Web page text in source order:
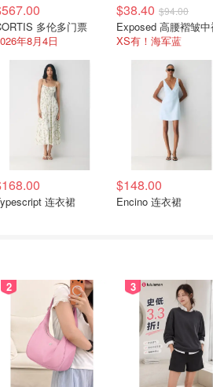
多伦多门票
年8月4日
$38.40 $94.00
Exposed 高腰褶皱
XS有！海军蓝
连衣裙
$148.00
Encino 连衣裙
2 3